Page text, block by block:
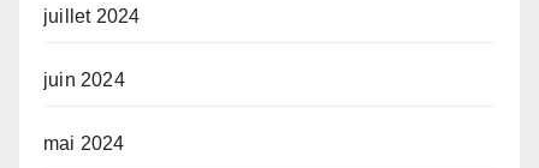
juillet 2024
juin 2024
mai 2024